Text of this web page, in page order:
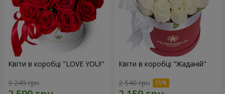
Квіти в коробці "LOVE YOU!"
3 249 грн
Квіти в коробці "Жаданій"
2 540 грн